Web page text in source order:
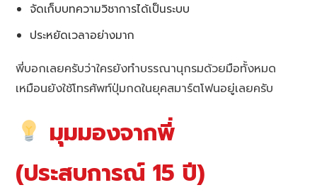
จัดเก็บบทความวิชาการได้เป็นระบบ
ประหยัดเวลาอย่างมาก
พี่บอกเลยครับว่าใครยังทำบรรณานุกรมด้วยมือทั้งหมด
เหมือนยังใช้โทรศัพท์ปุ่มกดในยุคสมาร์ตโฟนอยู่เลยครับ
มุมมองจากพี่
(ประสบการณ์ 15 ปี)